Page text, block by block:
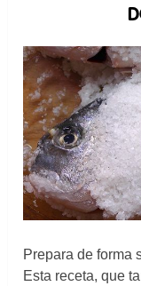
Prepara de
Esta receta, que